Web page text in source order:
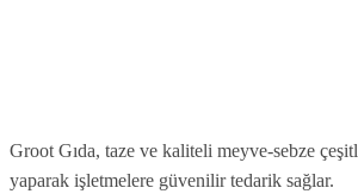
Groot Gıda, taze ve kaliteli meyve-sebze
yaparak işletmelere güvenilir tedarik sağlar.